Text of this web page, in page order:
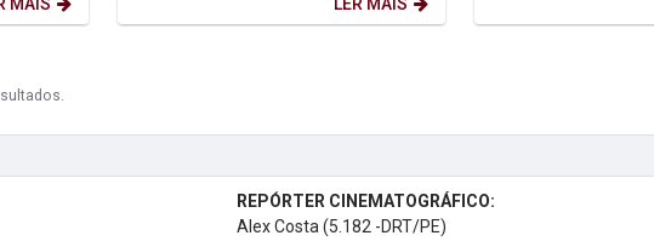
REPÓRTER CINEMATOGRÁFICO:
Alex Costa (5.182 -DRT/PE)